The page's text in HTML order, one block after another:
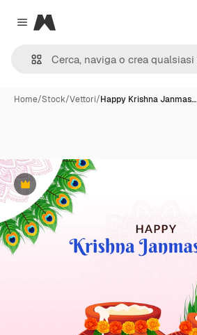
Close menu
Magnific
Home/Stock/Vettori/Happy Krishna Janmas…
Premium